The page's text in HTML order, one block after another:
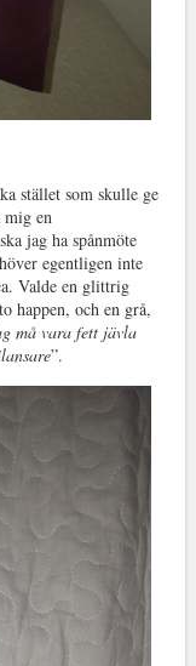
stället som skulle ge
en
jag ha spånmöte
egentligen inte
Valde en glittrig
happen, och en grå,
må vara fett jävla
”.